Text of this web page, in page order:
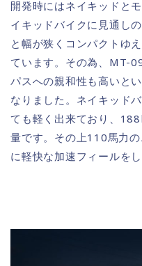
開発時にはネイキッドと
イキッドバイクに見通し
と幅が狭くコンパクトゆ
ています。その為、MT-
パスへの親和性も高いと
なりました。ネイキッド
ても軽く出来ており、
量です。その上110馬力
に軽快な加速フィールをし